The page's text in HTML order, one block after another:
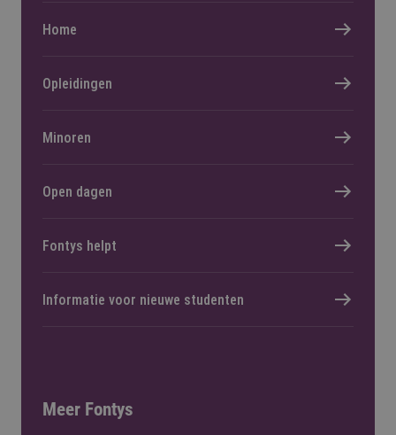
Home
Opleidingen
Minoren
Open dagen
Fontys helpt
Informatie voor nieuwe studenten
Meer Fontys